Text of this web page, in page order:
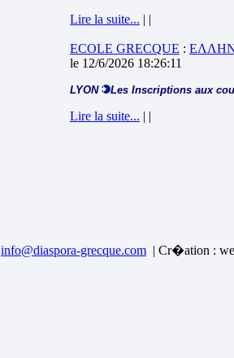
Lire la suite... | |
ECOLE GRECQUE :
le 12/6/2026 18:26:11
LYON Les Inscriptions aux
Lire la suite... | |
info@diaspora-grecque.com | Cr�ation :